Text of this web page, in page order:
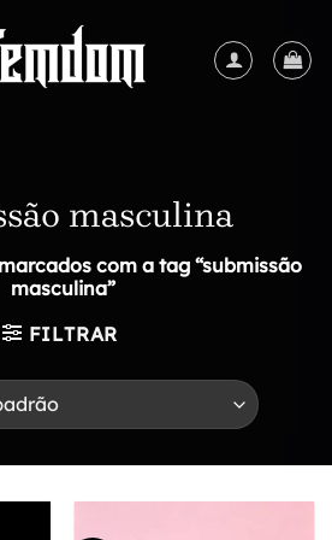
masculina
com a tag “submissão
masculina”
FILTRAR